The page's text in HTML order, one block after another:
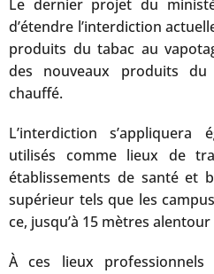
Le dernier projet du
d’étendre l’interdiction
produits du tabac au
des nouveaux produits
chauffé.
L’interdiction s’appliquera
utilisés comme lieux de
établissements de santé et
supérieur tels que les
ce, jusqu’à 15 mètres
À ces lieux